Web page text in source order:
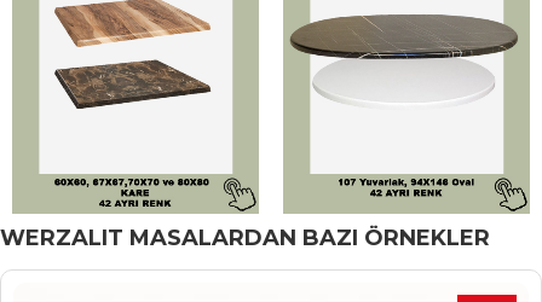
WERZALIT MASALARDAN BAZI ÖRNEKLER